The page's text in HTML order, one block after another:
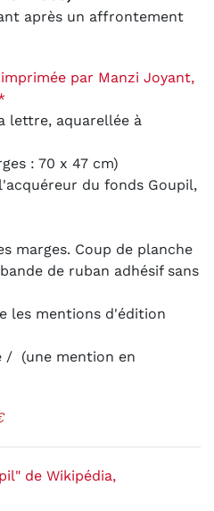
après un affrontement
par Manzi Joyant,
lettre, aquarellée à
: 70 x 47 cm)
du fonds Goupil,
marges. Coup de planche
de ruban adhésif sans
les mentions d'édition
/ (une mention en
de Wikipédia,